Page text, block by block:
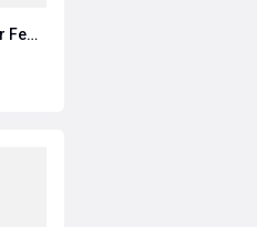
Puma Suede XL Wns Pour Femme